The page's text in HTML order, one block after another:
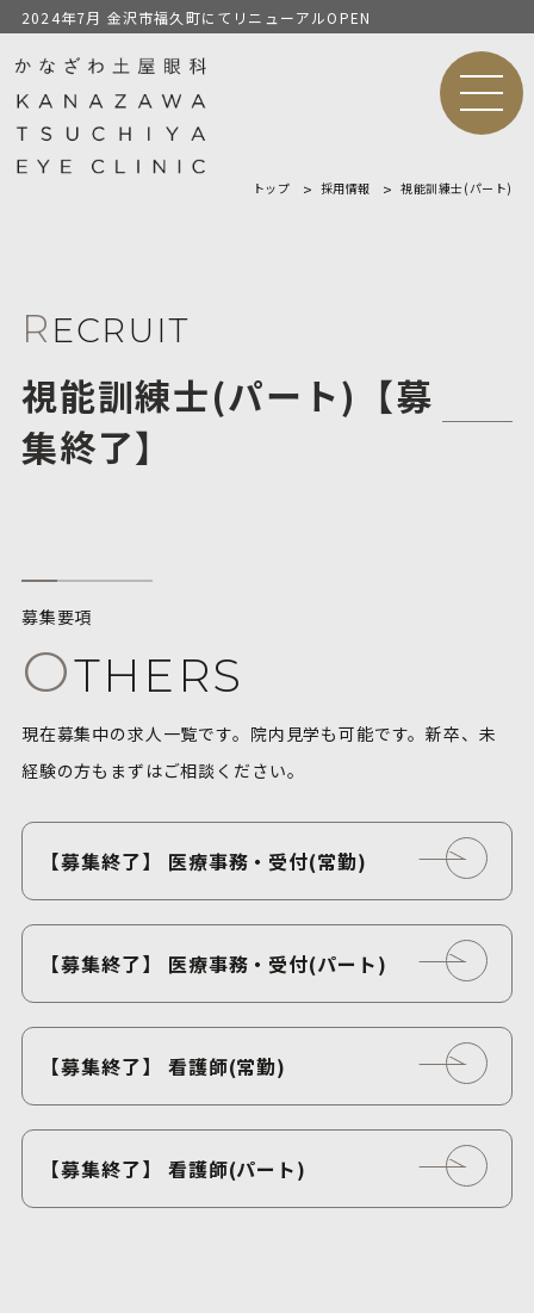
2024年7月 金沢市福久町にてリニューアルOPEN
MEN
U
トップ 採用情報 視能訓練士(パート)
R ECRUIT
視能訓練士(パート)【募
集終了】
募集要項
OTHERS
現在募集中の求人一覧です。院内見学も可能です。新卒、未
経験の方もまずはご相談ください。
【募集終了】 医療事務・受付(常勤)
【募集終了】 医療事務・受付(パート)
【募集終了】 看護師(常勤)
【募集終了】 看護師(パート)